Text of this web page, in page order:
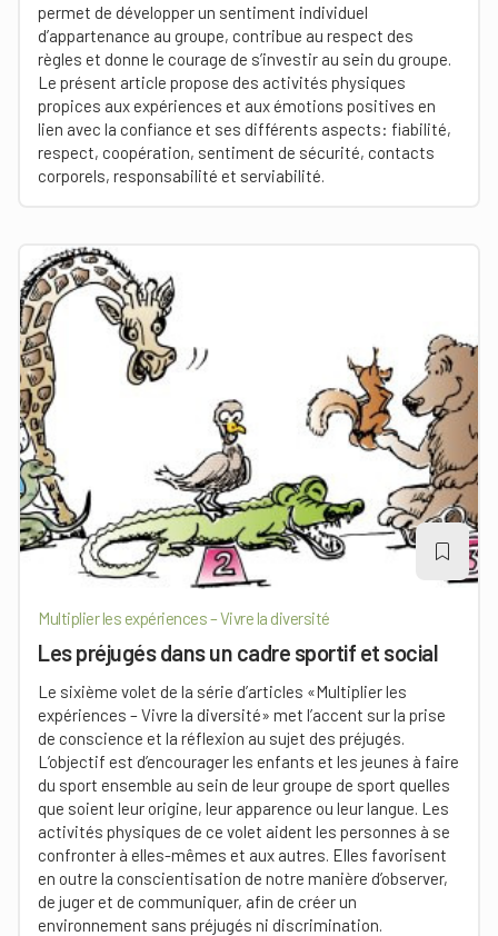
permet de développer un sentiment individuel
d’appartenance au groupe, contribue au respect des
règles et donne le courage de s’investir au sein du groupe.
Le présent article propose des activités physiques
propices aux expériences et aux émotions positives en
lien avec la confiance et ses différents aspects: fiabilité,
respect, coopération, sentiment de sécurité, contacts
corporels, responsabilité et serviabilité.
Multiplier les expériences – Vivre la diversité
Les préjugés dans un cadre sportif et social
Le sixième volet de la série d’articles «Multiplier les
expériences – Vivre la diversité» met l’accent sur la prise
de conscience et la réflexion au sujet des préjugés.
L’objectif est d’encourager les enfants et les jeunes à faire
du sport ensemble au sein de leur groupe de sport quelles
que soient leur origine, leur apparence ou leur langue. Les
activités physiques de ce volet aident les personnes à se
confronter à elles-mêmes et aux autres. Elles favorisent
en outre la conscientisation de notre manière d’observer,
de juger et de communiquer, afin de créer un
environnement sans préjugés ni discrimination.